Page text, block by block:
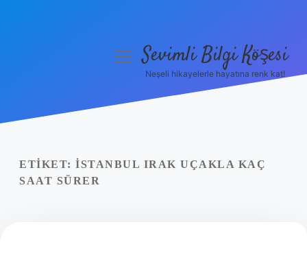
Yasal Uyarı
menüyüSevimli Bilgi Köşesi
Neşeli hikayelerle hayatına renk kat!
ETIKET: İSTANBUL IRAK UÇAKLA KAÇ
SAAT SÜRER